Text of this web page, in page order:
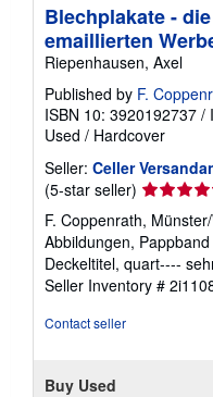
Blechplakate -
emaillierten
Riepenhausen, Axel
Published by F.
ISBN 10: 3920192737 /
Used / Hardcover
Seller: Celler
(5-star seller) Seller
rating
5
out
of
5
F. Coppenrath,
Abbildungen,
Deckeltitel, quart----
Seller Inventory #
Contact seller
Buy Used